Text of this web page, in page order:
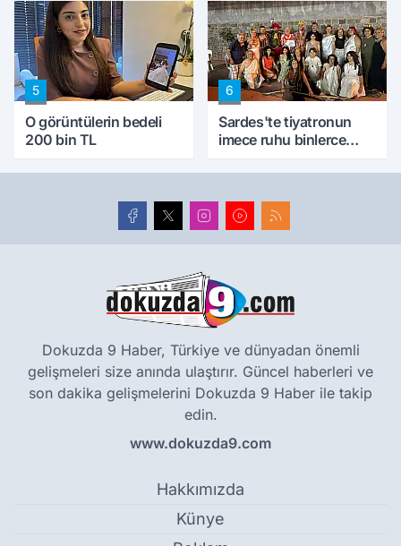
5
O görüntülerin bedeli
200 bin TL
6
Sardes'te tiyatronun
imece ruhu binlerce
Dokuzda 9 Haber, Türkiye ve dünyadan önemli
gelişmeleri size anında ulaştırır. Güncel haberleri ve
son dakika gelişmelerini Dokuzda 9 Haber ile takip
edin.
www.dokuzda9.com
Hakkımızda
Künye